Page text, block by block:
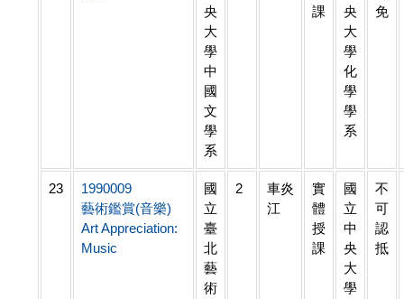
央
大
學
中
國
文
學
系
課
央
大
學
化
學
學
系
免
23
1990009
藝術鑑賞(音樂)
Art Appreciation:
Music
國
立
臺
北
藝
術
2
車炎
江
實
體
授
課
國
立
中
央
大
學
不
可
認
抵